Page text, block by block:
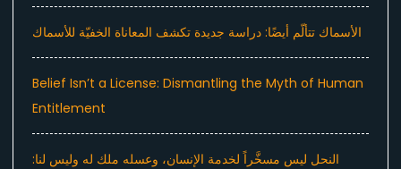
الأسماك تتألّم أيضًا: دراسة جديدة تكشف المعاناة الخفيّة للأسماك
Belief Isn’t a License: Dismantling the Myth of Human
Entitlement
النحل ليس مسخَّراً لخدمة الإنسان، وعسله ملك له وليس لنا: